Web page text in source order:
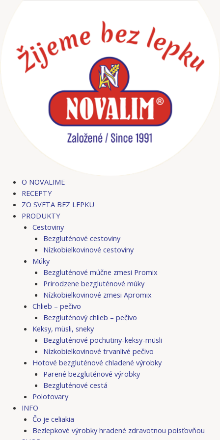
O NOVALIME
RECEPTY
ZO SVETA BEZ LEPKU
PRODUKTY
Cestoviny
Bezgluténové cestoviny
Nízkobielkovinové cestoviny
Múky
Bezgluténové múčne zmesi Promix
Prirodzene bezgluténové múky
Nízkobielkovinové zmesi Apromix
Chlieb – pečivo
Bezgluténový chlieb – pečivo
Keksy, müsli, sneky
Bezgluténové pochutiny-keksy-müsli
Nízkobielkovinové trvanlivé pečivo
Hotové bezgluténové chladené výrobky
Parené bezgluténové výrobky
Bezgluténové cestá
Polotovary
INFO
Čo je celiakia
Bezlepkové výrobky hradené zdravotnou poisťovňou